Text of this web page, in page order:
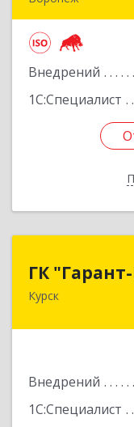
Внедрений
1С:Специалист
ГК
Курск
Внедрений
1С:Специалист
305035,